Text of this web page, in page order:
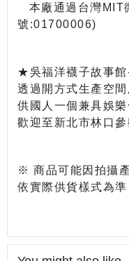
本廠通過台灣MIT
號:01700006)
★吳福洋襪子故事館
透過開方式生產空
供國人一個兼具娛
歡迎至新北市林口參
※ 商品可能因拍攝
依實際供貨樣式為